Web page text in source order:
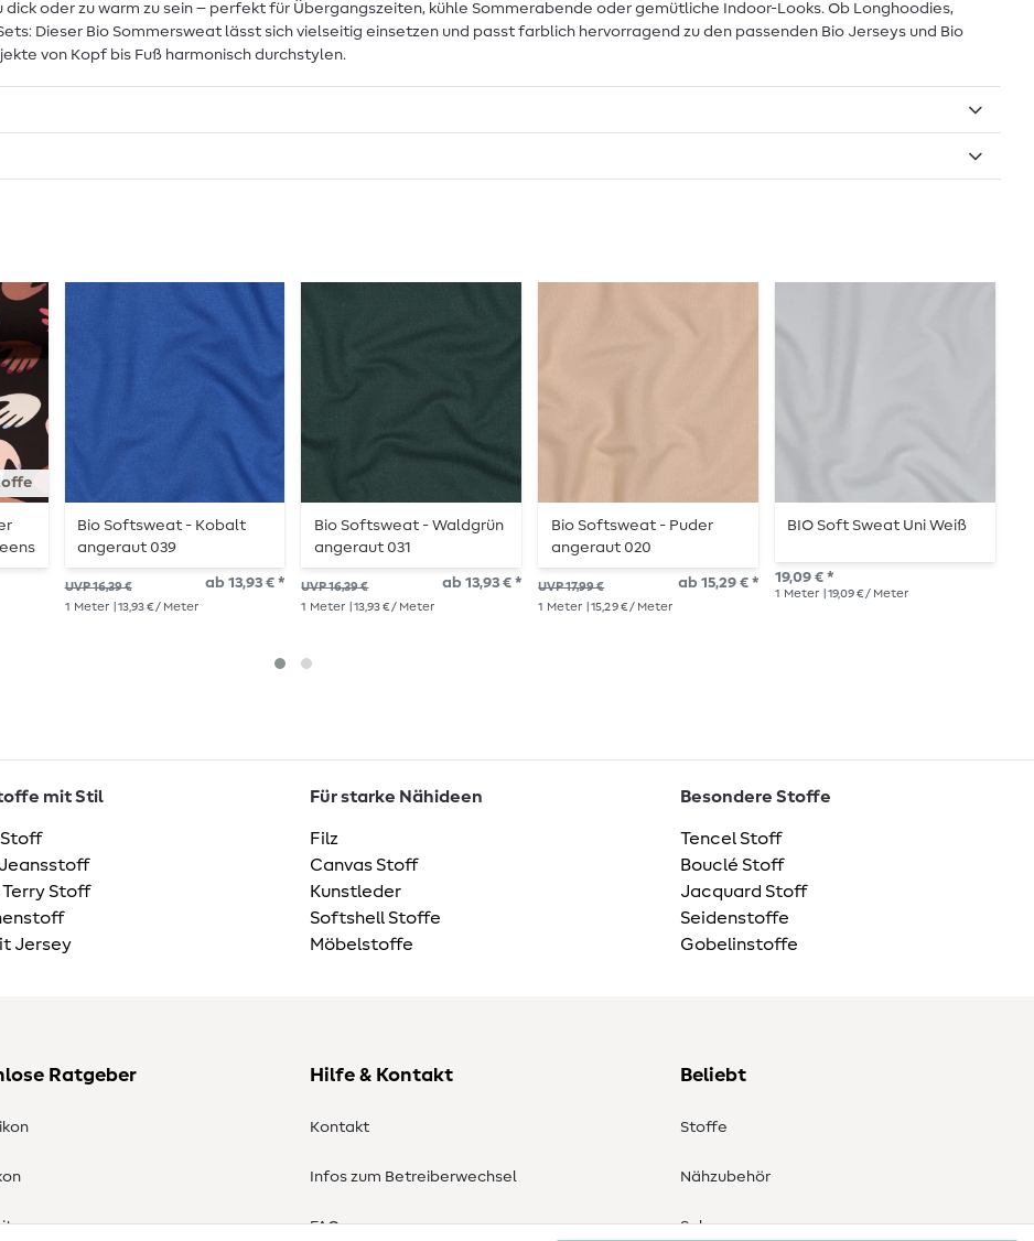
oder zu warm zu sein – perfekt für Übergangszeiten, kühle Sommerabende oder gemütliche Indoor-Looks. Ob Longhoodies,
Dieser Bio Sommersweat lässt sich vielseitig einsetzen und passt farblich hervorragend zu den passenden Bio Jerseys und Bio
von Kopf bis Fuß harmonisch durchstylen.
Bio Softsweat - Kobalt
angeraut 039
UVP 16,39 € ab 13,93 € *
1 Meter | 13,93 € / Meter
Bio Softsweat - Waldgrün
angeraut 031
UVP 16,39 € ab 13,93 € *
1 Meter | 13,93 € / Meter
Bio Softsweat - Puder
angeraut 020
UVP 17,99 € ab 15,29 € *
1 Meter | 15,29 € / Meter
BIO Soft Sweat Uni Weiß
19,09 € *
1 Meter | 19,09 € / Meter
mit Stil
Terry Stoff
Jersey
Für starke Nähideen
Filz
Canvas Stoff
Kunstleder
Softshell Stoffe
Möbelstoffe
Besondere Stoffe
Tencel Stoff
Bouclé Stoff
Jacquard Stoff
Seidenstoffe
Gobelinstoffe
Ratgeber Hilfe & Kontakt
Kontakt
Infos zum Betreiberwechsel
FAQ
Beliebt
Stoffe
Nähzubehör
Sale